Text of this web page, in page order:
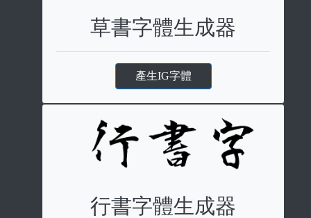
草書字體生成器
產生IG字體
行書字體生成器